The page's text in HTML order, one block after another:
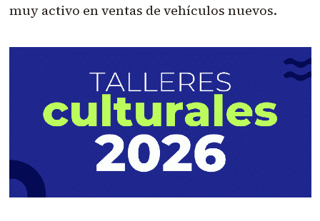
muy activo en ventas de vehículos nuevos.